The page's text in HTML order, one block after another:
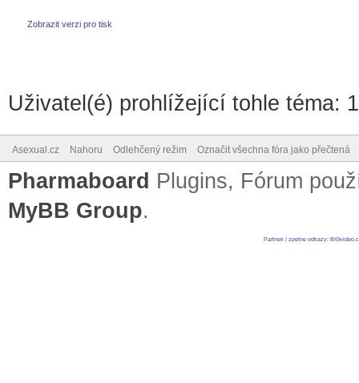
Zobrazit verzi pro tisk
Uživatel(é) prohlížející tohle téma:
Asexual.cz Nahoru Odlehčený režim Označit všechna fóra jako přečtená
Pharmaboard Plugins, Fórum
MyBB Group.
Partneri / zpetne odkazy: